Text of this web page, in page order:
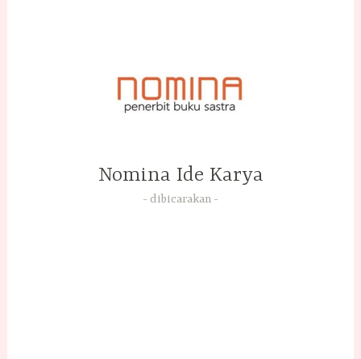
Nomina Ide Karya
dibicarakan